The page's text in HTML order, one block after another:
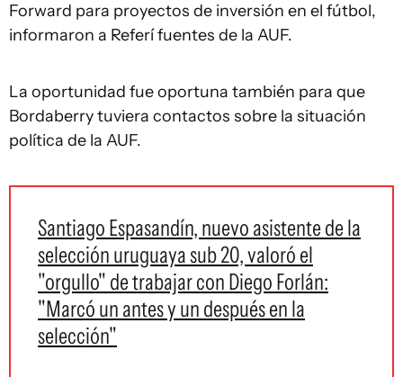
Forward para proyectos de inversión en el fútbol,
informaron a Referí fuentes de la AUF.
La oportunidad fue oportuna también para que
Bordaberry tuviera contactos sobre la situación
política de la AUF.
Santiago Espasandín, nuevo asistente de la
selección uruguaya sub 20, valoró el
"orgullo" de trabajar con Diego Forlán:
"Marcó un antes y un después en la
selección"